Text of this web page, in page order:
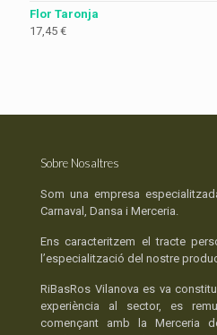
Flor Taronja
17,45 €
Sobre Nosaltres
Som una empresa
Carnaval, Dansa i Merceria.
Ens caracteritzem el tracte
l’especialització del nostre
RiBasRos Vilanova es va
experiència al sector, es
començant amb la Merceria